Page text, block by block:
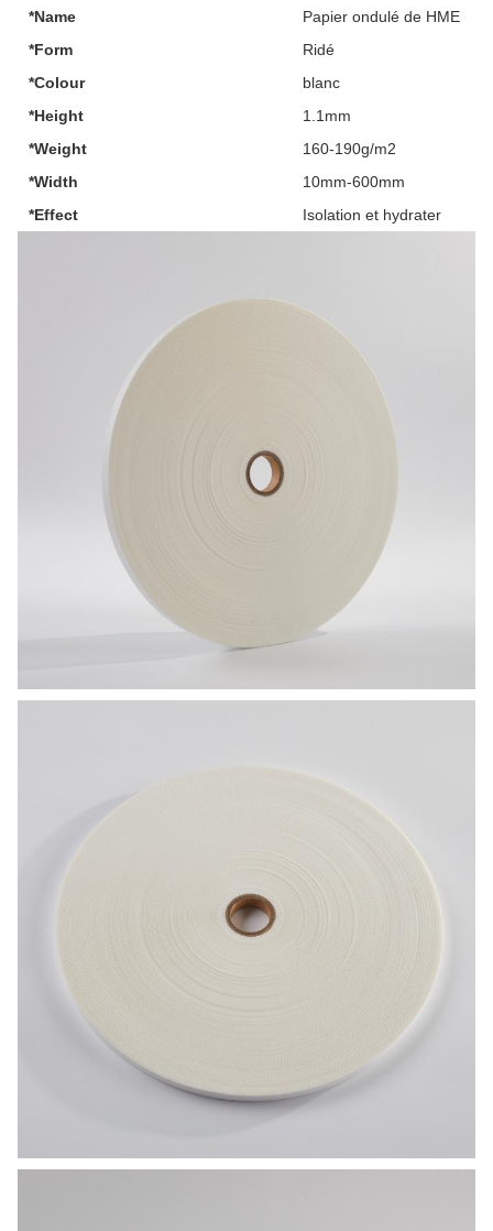
*Name
Papier ondulé de HME
*Form
Ridé
*Colour
blanc
*Height
1.1mm
*Weight
160-190g/m2
*Width
10mm-600mm
*Effect
Isolation et hydrater